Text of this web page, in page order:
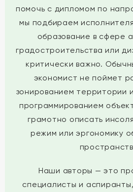
помочь с дипломом по
мы подбираем
образование в сфере
градостроительства или
критически важно.
экономист не поймет
зонированием территории
программированием
грамотно описать
режим или эргономику
Наши авторы — это
специалисты и